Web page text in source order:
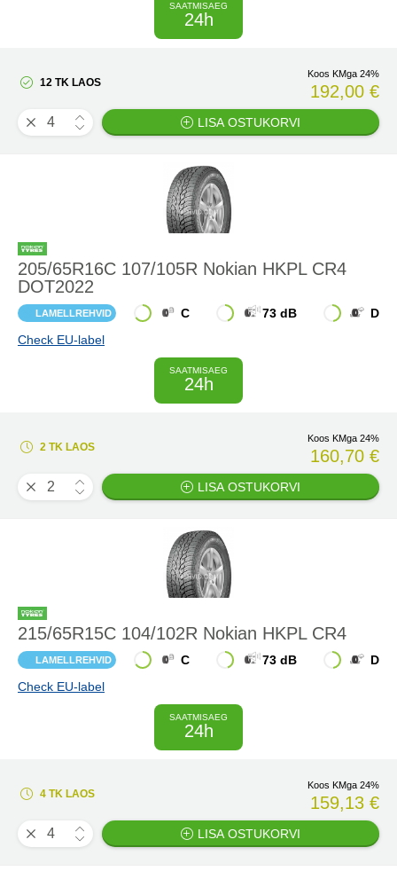
SAATMISAEG
24h
12 TK LAOS
Koos KMga 24%
192,00 €
LISA OSTUKORVI
205/65R16C 107/105R Nokian HKPL CR4
DOT2022
LAMELLREHVID C 73 dB
D
Check EU-label
SAATMISAEG
24h
2 TK LAOS
Koos KMga 24%
160,70 €
LISA OSTUKORVI
215/65R15C 104/102R Nokian HKPL CR4
LAMELLREHVID C 73 dB
D
Check EU-label
SAATMISAEG
24h
4 TK LAOS
Koos KMga 24%
159,13 €
LISA OSTUKORVI